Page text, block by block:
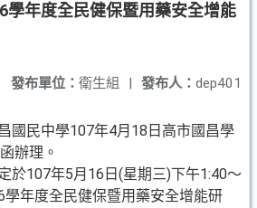
學年度全民健保暨用藥安全增能
發布人： dep401
發布單位： 衛生組 |
國民中學107年4月18日高市國昌學
辦理。
於107年5月16日(星期三)下午1:40～
學年度全民健保暨用藥安全增能研